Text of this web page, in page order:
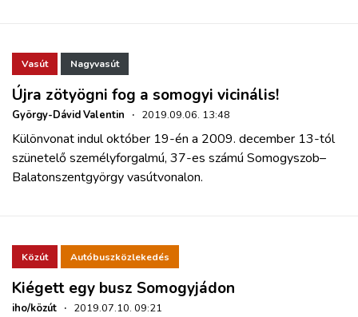
Vasút Nagyvasút
Újra zötyögni fog a somogyi vicinális!
György-Dávid Valentin · 2019.09.06. 13:48
Különvonat indul október 19-én a 2009. december 13-tól
szünetelő személyforgalmú, 37-es számú Somogyszob–
Balatonszentgyörgy vasútvonalon.
Közút Autóbuszközlekedés
Kiégett egy busz Somogyjádon
iho/közút · 2019.07.10. 09:21